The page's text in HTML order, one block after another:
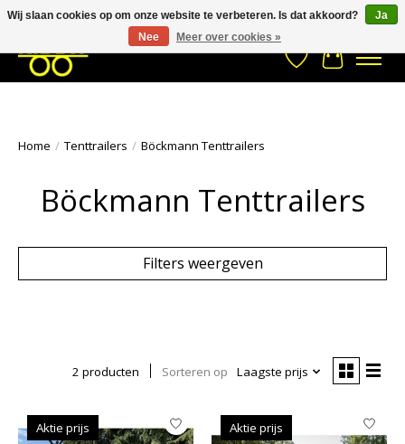
033- 2470 538 info@kraaybv.com Stuur een Whatsapp bericht
Verlanglijst
Home / Tenttrailers / Böckmann Tenttrailers
Böckmann Tenttrailers
Filters weergeven
2 producten Sorteren op Laagste prijs
Aktie prijs Aktie prijs
Wij slaan cookies op om onze website te verbeteren. Is dat akkoord?
Ja
Nee
Meer over cookies »